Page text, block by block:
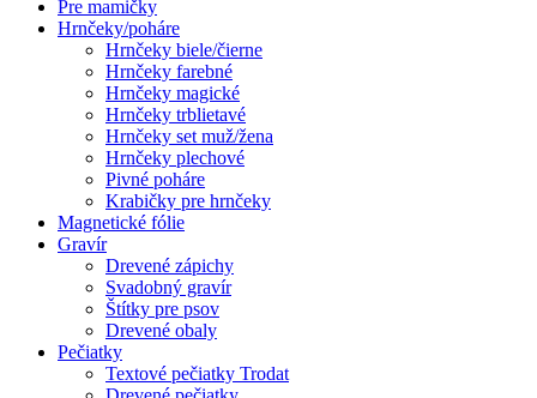
Pre mamičky
Hrnčeky/poháre
Hrnčeky biele/čierne
Hrnčeky farebné
Hrnčeky magické
Hrnčeky trblietavé
Hrnčeky set muž/žena
Hrnčeky plechové
Pivné poháre
Krabičky pre hrnčeky
Magnetické fólie
Gravír
Drevené zápichy
Svadobný gravír
Štítky pre psov
Drevené obaly
Pečiatky
Textové pečiatky Trodat